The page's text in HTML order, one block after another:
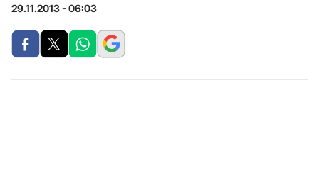
29.11.2013 - 06:03